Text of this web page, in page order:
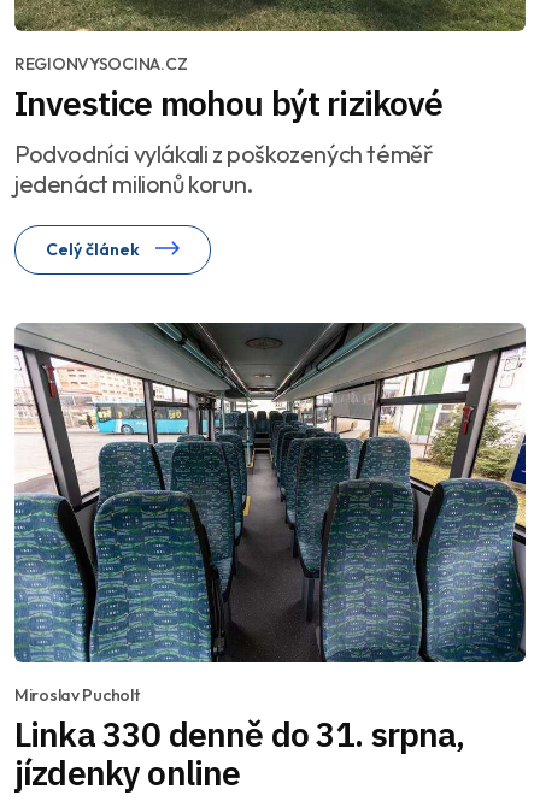
REGIONVYSOCINA.CZ
Investice mohou být rizikové
Podvodníci vylákali z poškozených téměř
jedenáct milionů korun.
Celý článek
Miroslav Pucholt
Linka 330 denně do 31. srpna,
jízdenky online